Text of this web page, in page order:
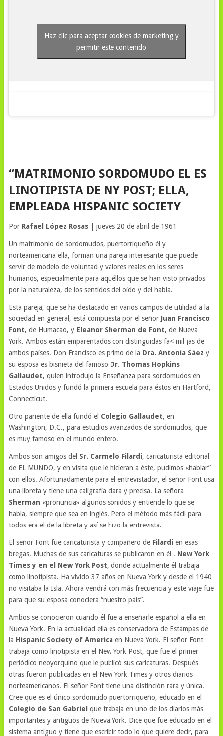
Haz clic para aceptar cookies de marketing y
permitir este contenido
“MATRIMONIO SORDOMUDO EL ES
LINOTIPISTA DE NY POST; ELLA,
EMPLEADA HISPANIC SOCIETY
Por Rafael López Rosas| jueves 20 de abril de 1961
Un matrimonio de sordomudos, puertorriqueño él y
norteamericana ella, forman una pareja interesante que puede
servir de modelo de voluntad y valores reales en los seres
humanos, especialmente para aquéllos que se han visto privados
por la naturaleza, de los sentidos del oído y del habla.
Esta pareja, que se ha destacado en varios campos de utilidad a la
sociedad en general, está compuesta por el señor Juan Francisco
Font, de Humacao, y Eleanor Sherman de Font, de Nueva
York. Ambos están emparentados con distinguidas fa< mil ¡as de
ambos países. Don Francisco es primo de la Dra. Antonia Sáez y
su esposa es bisnieta del famoso Dr. Thomas Hopkins
Gallaudet, quien introdujo la Enseñanza para sordomudos en
Estados Unidos y fundó la primera escuela para éstos en Hartford,
Connecticut.
Otro pariente de ella fundó el Colegio Gallaudet, en
Washington, D.C., para estudios avanzados de sordomudos, que
es muy famoso en el mundo entero.
Ambos son amigos del Sr. Carmelo Filardi, caricaturista editorial
de EL MUNDO, y en visita que le hicieran a éste, pudimos «hablar”
con ellos. Afortunadamente para el entrevistador, el señor Font usa
una libreta y tiene una caligrafía clara y precisa. La señora
Sherman «pronuncia» algunos sonidos y entiende lo que se
habla, siempre que sea en inglés. Pero el método más fácil para
todos era el de la libreta y así se hizo la entrevista.
El señor Font fue caricaturista y compañero de Filardi en esas
bregas. Muchas de sus caricaturas se publicaron en él . New York
Times y en el New York Post, donde actualmente él trabaja
como linotipista. Ha vivido 37 años en Nueva York y desde el 1940
no visitaba la Isla. Ahora vendrá con más frecuencia y este viaje fue
para que su esposa conociera “nuestro país”.
Ambos se conocieron cuando él fue a enseñarle español a ella en
Nueva York. En la actualidad ella es conservadora de Estampas de
la Hispanic Society of America en Nueva York. El señor Font
trabaja como linotipista en el New York Post, que fue el primer
periódico neoyorquino que le publicó sus caricaturas. Después
otras fueron publicadas en el New York Times y otros diarios
norteamericanos. El señor Font tiene una distinción rara y única.
Cree que es el único sordomudo puertorriqueño, educado en el
Colegio de San Gabriel que trabaja en uno de los diarios más
importantes y antiguos de Nueva York. Dice que fue educado en el
sistema antiguo y tiene que escribir todo lo que quiere decir, para